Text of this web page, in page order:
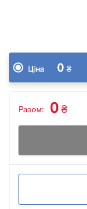
Ціна 0 ₴
Разом: 0 ₴